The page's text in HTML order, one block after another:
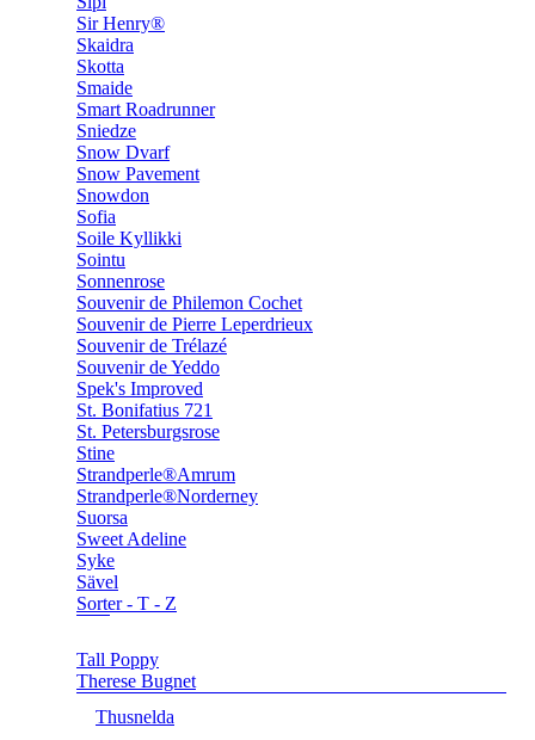
Sir Henry®
Skaidra
Skotta
Smaide
Smart Roadrunner
Sniedze
Snow Dvarf
Snow Pavement
Snowdon
Sofia
Soile Kyllikki
Sointu
Sonnenrose
Souvenir de Philemon Cochet
Souvenir de Pierre Leperdrieux
Souvenir de Trélazé
Souvenir de Yeddo
Spek's Improved
St. Bonifatius 721
St. Petersburgsrose
Stine
Strandperle®Amrum
Strandperle®Norderney
Suorsa
Sweet Adeline
Syke
Sävel
Sorter - T - Z
Tall Poppy
Therese Bugnet
Thusnelda